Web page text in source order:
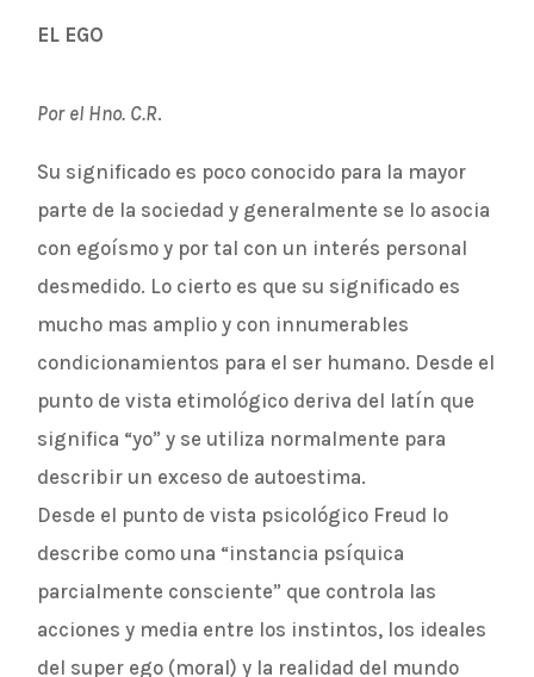
EL EGO
Por el Hno. C.R.
Su significado es poco conocido para la mayor
parte de la sociedad y generalmente se lo asocia
con egoísmo y por tal con un interés personal
desmedido. Lo cierto es que su significado es
mucho mas amplio y con innumerables
condicionamientos para el ser humano. Desde el
punto de vista etimológico deriva del latín que
significa “yo” y se utiliza normalmente para
describir un exceso de autoestima.
Desde el punto de vista psicológico Freud lo
describe como una “instancia psíquica
parcialmente consciente” que controla las
acciones y media entre los instintos, los ideales
del super ego (moral) y la realidad del mundo